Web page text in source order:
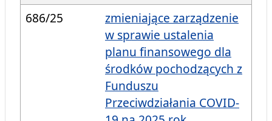
686/25
zmieniające zarządzenie
w sprawie ustalenia
planu finansowego dla
środków pochodzących z
Funduszu
Przeciwdziałania COVID-